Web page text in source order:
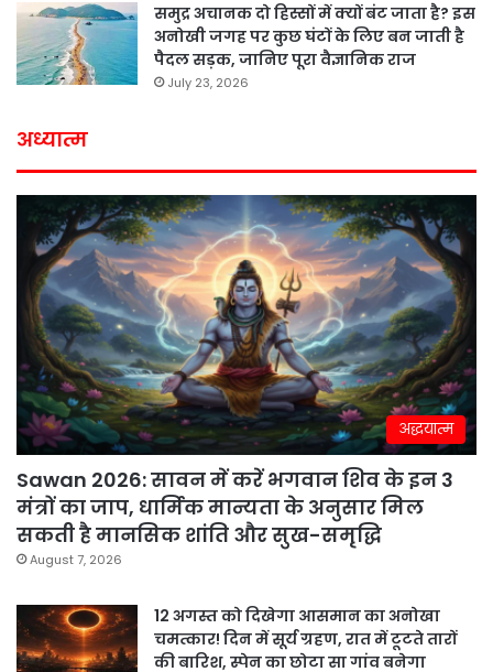
समुद्र अचानक दो हिस्सों में क्यों बंट जाता है? इस
अनोखी जगह पर कुछ घंटों के लिए बन जाती है
पैदल सड़क, जानिए पूरा वैज्ञानिक राज
July 23, 2026
अध्यात्म
अद्धयात्म
Sawan 2026: सावन में करें भगवान शिव के इन 3
मंत्रों का जाप, धार्मिक मान्यता के अनुसार मिल
सकती है मानसिक शांति और सुख-समृद्धि
August 7, 2026
12 अगस्त को दिखेगा आसमान का अनोखा
चमत्कार! दिन में सूर्य ग्रहण, रात में टूटते तारों
की बारिश, स्पेन का छोटा सा गांव बनेगा